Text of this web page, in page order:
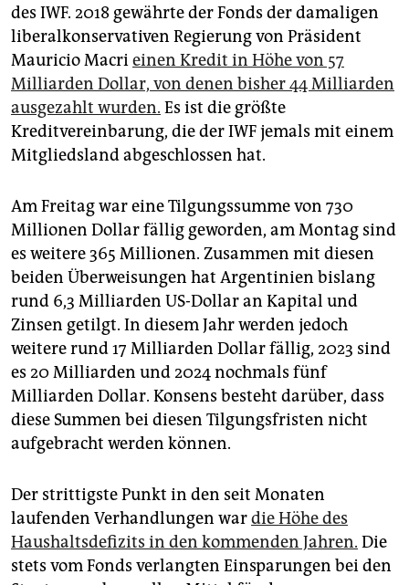
des IWF. 2018 gewährte der Fonds der damaligen
liberalkonservativen Regierung von Präsident
Mauricio Macrieinen Kredit in Höhe von 57
Milliarden Dollar, von denen bisher 44 Milliarden
ausgezahlt wurden. Es ist die größte
Kreditvereinbarung, die der IWF jemals mit einem
Mitgliedsland abgeschlossen hat.
Am Freitag war eine Tilgungssumme von 730
Millionen Dollar fällig geworden, am Montag sind
es weitere 365 Millionen. Zusammen mit diesen
beiden Überweisungen hat Argentinien bislang
rund 6,3 Milliarden US-Dollar an Kapital und
Zinsen getilgt. In diesem Jahr werden jedoch
weitere rund 17 Milliarden Dollar fällig, 2023 sind
es 20 Milliarden und 2024 nochmals fünf
Milliarden Dollar. Konsens besteht darüber, dass
diese Summen bei diesen Tilgungsfristen nicht
aufgebracht werden können.
Der strittigste Punkt in den seit Monaten
laufenden Verhandlungen wardie Höhe des
Haushaltsdefizits in den kommenden Jahren. Die
stets vom Fonds verlangten Einsparungen bei den